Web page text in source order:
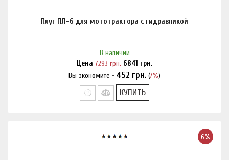
Плуг ПЛ-6 для мототрактора с гидравликой
В наличии
Цена 7293 грн. 6841 грн.
Вы экономите - 452 грн. (7%)
Нашли дешевле?
КУПИТЬ
6%